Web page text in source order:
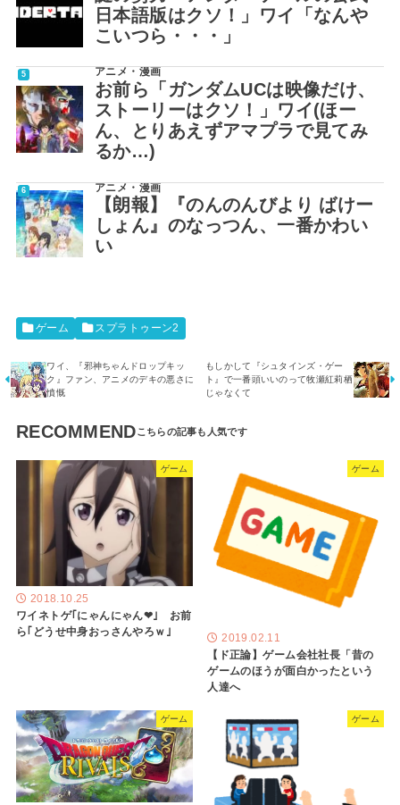
日本語版はクソ！」ワイ「なんや
こいつら・・・」
アニメ・漫画
お前ら「ガンダムUCは映像だけ、
ストーリーはクソ！」ワイ(ほー
ん、とりあえずアマプラで見てみ
るか…)
アニメ・漫画
【朗報】『のんのんびより ばけー
しょん』のなっつん、一番かわい
い
ゲーム スプラトゥーン2
ワイ、『邪神ちゃんドロップキッ
ク』ファン、アニメのデキの悪さに
憤慨
もしかして『シュタインズ・ゲー
ト』で一番頭いいのって牧瀬紅莉栖
じゃなくて
RECOMMEND
ゲーム
2018.10.25
ワイネトゲ｢にゃんにゃん❤｣ お前
ら｢どうせ中身おっさんやろｗ｣
ゲーム
2019.02.11
【ド正論】ゲーム会社社長「昔の
ゲームのほうが面白かったという
人達へ
ゲーム ゲーム